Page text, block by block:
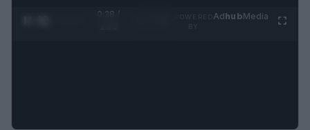
0:28 /
AdhubMedia